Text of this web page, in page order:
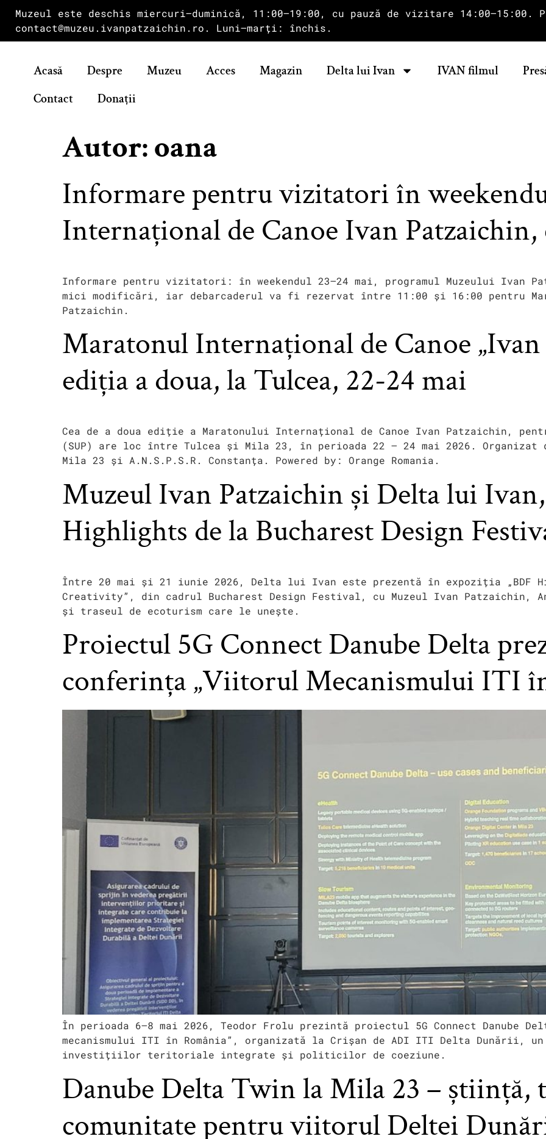
Muzeul este deschis miercuri–duminică, 11:00–19:00, cu pauză de vizitare 14:00–15:00.
contact@muzeu.ivanpatzaichin.ro. Luni–marți: închis.
Acasă Despre Muzeu Acces Magazin Delta lui Ivan IVAN filmul
Contact
Donații
Autor:oana
Informare pentru vizitatori în
Internațional de Canoe Ivan
Informare pentru vizitatori: în weekendul 23–24 mai, programul Muzeului Ivan
mici modificări, iar debarcaderul va fi rezervat între 11:00 și 16:00 pentru
Patzaichin.
Maratonul Internațional de Canoe „Ivan
ediția a doua, la Tulcea, 22-24 mai
Cea de a doua ediție a Maratonului Internațional de Canoe Ivan Patzaichin,
(SUP) are loc între Tulcea și Mila 23, în perioada 22 – 24 mai 2026.
Mila 23 și A.N.S.P.S.R. Constanța. Powered by: Orange Romania.
Muzeul Ivan Patzaichin și Delta lui
Highlights de la Bucharest Design
Între 20 mai și 21 iunie 2026, Delta lui Ivan este prezentă în expoziția „BDF
Creativity”, din cadrul Bucharest Design Festival, cu Muzeul Ivan Patzaichin,
și traseul de ecoturism care le unește.
Proiectul 5G Connect Danube Delta
conferința „Viitorul Mecanismului ITI
În perioada 6–8 mai 2026, Teodor Frolu prezintă proiectul 5G Connect Danube
mecanismului ITI în România”, organizată la Crișan de ADI ITI Delta Dunării,
investițiilor teritoriale integrate și politicilor de coeziune.
Danube Delta Twin la Mila 23 – știință,
comunitate pentru viitorul Deltei